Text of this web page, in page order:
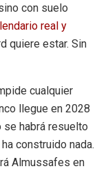
con suelo
real y
quiere estar. Sin
cualquier
llegue en 2028
habrá resuelto
construido nada.
Almussafes en